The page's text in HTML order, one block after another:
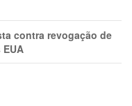
contra revogação de